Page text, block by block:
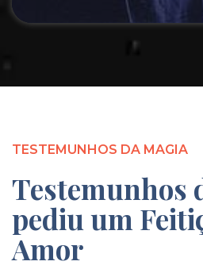
TESTEMUNHOS DA MAGIA
Testemunhos
pediu um
Amor